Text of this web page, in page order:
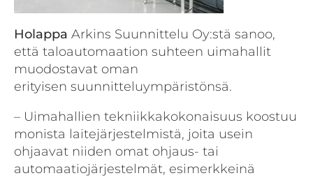
Holappa Arkins Suunnittelu Oy:stä sanoo,
että taloautomaation suhteen uimahallit
muodostavat oman
erityisen suunnitteluympäristönsä.
– Uimahallien tekniikkakokonaisuus koostuu
monista laitejärjestelmistä, joita usein
ohjaavat niiden omat ohjaus- tai
automaatiojärjestelmät, esimerkkeinä